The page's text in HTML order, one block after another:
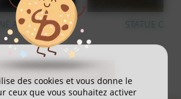
des cookies et vous donne le
ceux que vous souhaitez activer
OURS POLAIRE EN BRONZE
TOUS LES NOUVEAUTÉS